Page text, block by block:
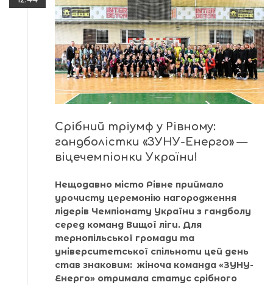
Срібний тріумф у Рівному:
гандболістки «ЗУНУ-Енерго» —
віцечемпіонки України!
Нещодавно місто Рівне приймало
урочисту церемонію нагородження
лідерів Чемпіонату України з гандболу
серед команд Вищої ліги. Для
тернопільської громади та
університетської спільноти цей день
став знаковим: жіноча команда «ЗУНУ-
Енерго» отримала статус срібного